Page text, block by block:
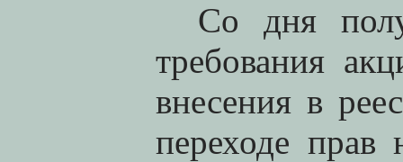
Со дня
требования
внесения в
переходе